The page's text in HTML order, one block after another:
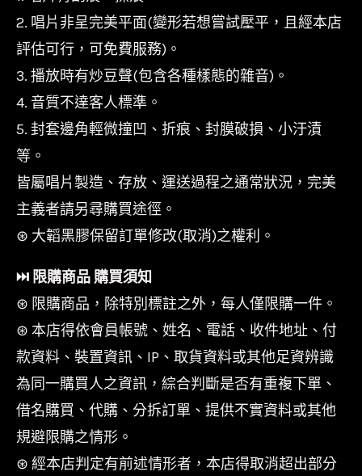
2. 唱片非呈完美平面(變形若想嘗試壓平，且經本店
評估可行，可免費服務)。
3. 播放時有炒豆聲(包含各種樣態的雜音)。
4. 音質不達客人標準。
5. 封套邊角輕微撞凹、折痕、封膜破損、小汙漬
等。
皆屬唱片製造、存放、運送過程之通常狀況，完美
主義者請另尋購買途徑。
⊛ 大韜黑膠保留訂單修改(取消)之權利。
⏭︎ 限購商品 購買須知
⊛ 限購商品，除特別標註之外，每人僅限購一件。
⊛ 本店得依會員帳號、姓名、電話、收件地址、付
款資料、裝置資訊、IP、取貨資料或其他足資辨識
為同一購買人之資訊，綜合判斷是否有重複下單、
借名購買、代購、分拆訂單、提供不實資料或其他
規避限購之情形。
⊛ 經本店判定有前述情形者，本店得取消超出部分